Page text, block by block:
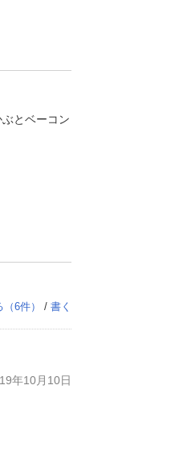
とベーコン
（6件） / 書く
年10月10日